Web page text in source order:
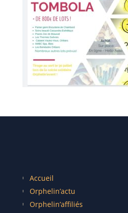
Accueil
Orphelin’actu
Orphelin’affiliés